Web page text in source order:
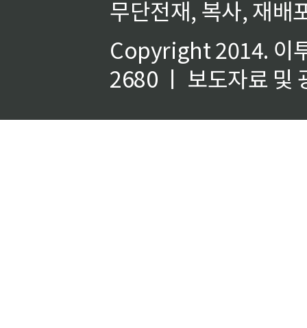
무단전재, 복사, 재배
Copyright 2014. 이
2680 ㅣ 보도자료